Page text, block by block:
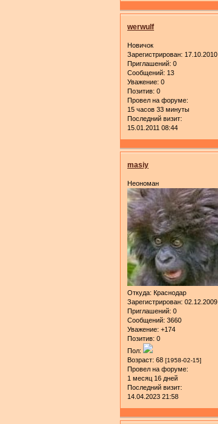
werwulf
Новичок
Зарегистрирован: 17.10.2010
Приглашений: 0
Сообщений: 13
Уважение: 0
Позитив: 0
Провел на форуме:
15 часов 33 минуты
Последний визит:
15.01.2011 08:44
masiy
Неономан
Откуда: Краснодар
Зарегистрирован: 02.12.2009
Приглашений: 0
Сообщений: 3660
Уважение: +174
Позитив: 0
Пол:
Возраст: 68 [1958-02-15]
Провел на форуме:
1 месяц 16 дней
Последний визит:
14.04.2023 21:58